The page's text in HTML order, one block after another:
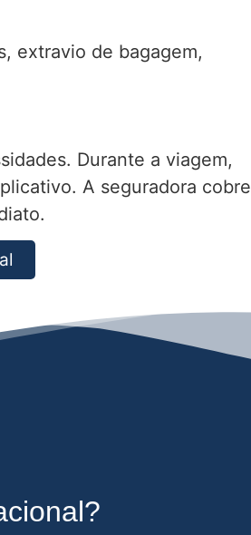
extravio de bagagem,
Durante a viagem,
A seguradora cobre